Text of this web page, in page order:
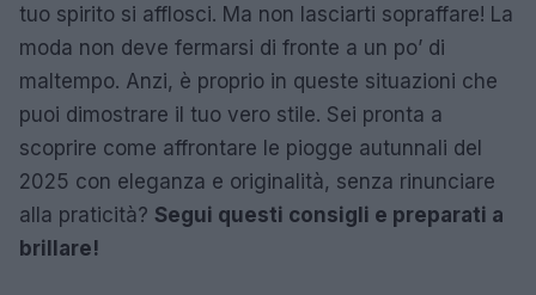
tuo spirito si afflosci. Ma non lasciarti sopraffare! La
moda non deve fermarsi di fronte a un po’ di
maltempo. Anzi, è proprio in queste situazioni che
puoi dimostrare il tuo vero stile. Sei pronta a
scoprire come affrontare le piogge autunnali del
2025 con eleganza e originalità, senza rinunciare
alla praticità? Segui questi consigli e preparati a
brillare!